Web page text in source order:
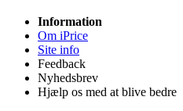
Information
Om iPrice
Site info
Feedback
Nyhedsbrev
Hjælp os med at blive bedre